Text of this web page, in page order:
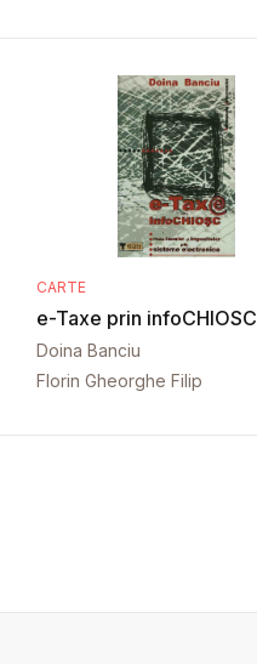
CARTE
e-Taxe prin infoCHIOSC
Doina Banciu
Florin Gheorghe Filip